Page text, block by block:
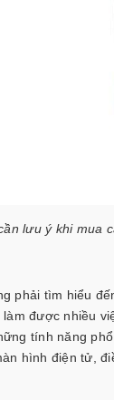
lưu ý khi mua
phải tìm hiểu
được nhiều
tính năng
hình điện tử,